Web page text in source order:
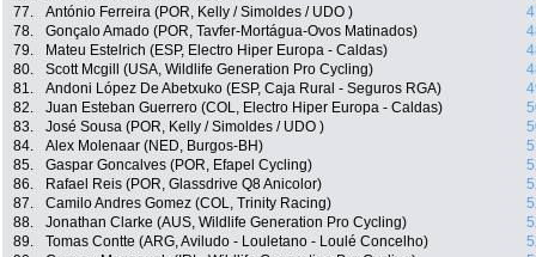
77.
António Ferreira (POR, Kelly / Simoldes / UDO )
78.
Gonçalo Amado (POR, Tavfer-Mortágua-Ovos Matinados)
79.
Mateu Estelrich (ESP, Electro Hiper Europa - Caldas)
80.
Scott Mcgill (USA, Wildlife Generation Pro Cycling)
81.
Andoni López De Abetxuko (ESP, Caja Rural - Seguros RGA)
82.
Juan Esteban Guerrero (COL, Electro Hiper Europa - Caldas)
83.
José Sousa (POR, Kelly / Simoldes / UDO )
84.
Alex Molenaar (NED, Burgos-BH)
85.
Gaspar Goncalves (POR, Efapel Cycling)
86.
Rafael Reis (POR, Glassdrive Q8 Anicolor)
87.
Camilo Andres Gomez (COL, Trinity Racing)
88.
Jonathan Clarke (AUS, Wildlife Generation Pro Cycling)
89.
Tomas Contte (ARG, Aviludo - Louletano - Loulé Concelho)